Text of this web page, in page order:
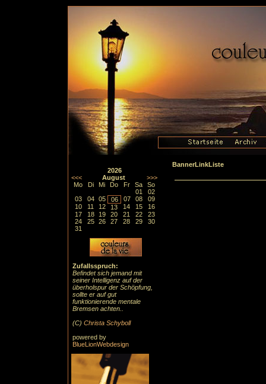
2026
<<<
August
>>>
Mo
Di Mi Do Fr Sa
So
01
02
03
04 05 06 07 08
09
10
11 12 13 14 15
16
17
18 19 20 21 22
23
24
25 26 27 28 29
30
31
Zufallsspruch:
Befindet sich jemand mit
seiner Intelligenz auf der
überholspur der Schöpfung,
sollte er auf gut
funktionierende mentale
Bremsen achten..
(C) Christa Schyboll
powered by
BlueLionWebdesign
BannerLinkListe